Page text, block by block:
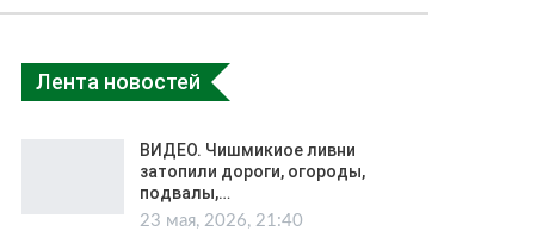
Лента новостей
ВИДЕО. Чишмикиое ливни
затопили дороги, огороды,
подвалы,…
23 мая, 2026, 21:40